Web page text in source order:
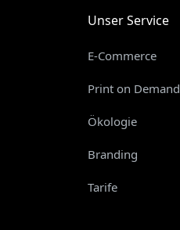
Unser Service
E-Commerce
Print on Demand
Ökologie
Branding
Tarife